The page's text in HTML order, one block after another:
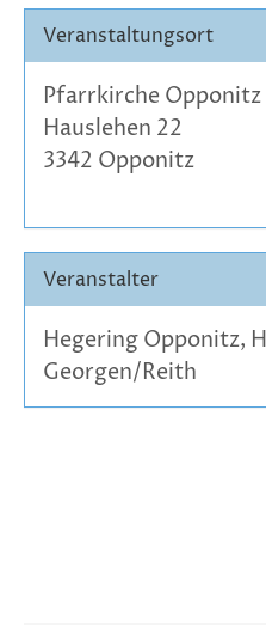
Veranstaltungsort
Pfarrkirche Opponitz
Hauslehen 22
3342 Opponitz
Veranstalter
Hegering Opponitz,
Georgen/Reith